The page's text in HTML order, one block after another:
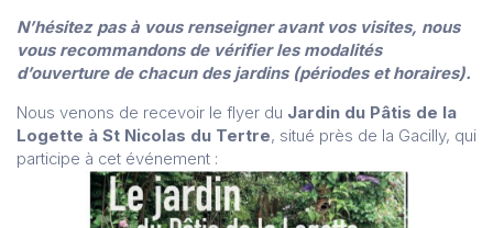
N’hésitez pas à vous renseigner avant vos visites, nous
vous recommandons de vérifier les modalités
d’ouverture de chacun des jardins (périodes et horaires).
Nous venons de recevoir le flyer du Jardin du Pâtis de la
Logette à St Nicolas du Tertre, situé près de la Gacilly, qui
participe à cet événement :